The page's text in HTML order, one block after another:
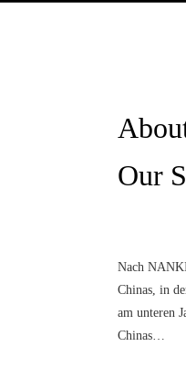
Our
Nach
Chinas, in
am unteren
Chinas…